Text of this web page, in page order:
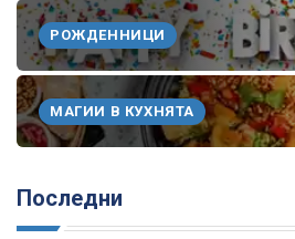
РОЖДЕННИЦИ
МАГИИ В КУХНЯТА
Последни